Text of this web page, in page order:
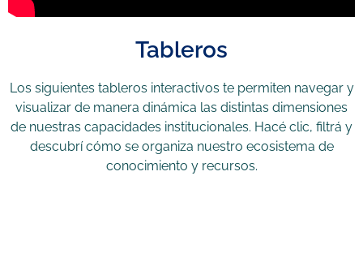
Tableros
Los siguientes tableros interactivos te permiten navegar y
visualizar de manera dinámica las distintas dimensiones
de nuestras capacidades institucionales. Hacé clic, filtrá y
descubrí cómo se organiza nuestro ecosistema de
conocimiento y recursos.